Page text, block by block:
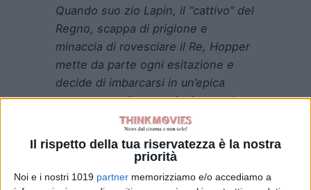
Il rispetto della tua riservatezza è la nostra
priorità
Noi e i nostri 1019 partner memorizziamo e/o accediamo a
Quando suo zio Lapin, il “cattivo” del
Regno, scappa di prigione e
minaccia di rovesciare il Re, Hopper
mette da parte ogni esitazione e
decide di imbarcarsi in un’epica
corsa contro il tempo insieme ad
Abe la tartaruga, suo sarcastico
aiutante e amico, e Meg, una
spericolata puzzola esperta di arti
marziali, per fermare le ambizioni